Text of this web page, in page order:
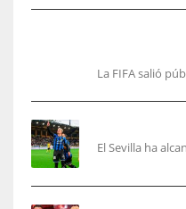
La FIFA salió
El Sevilla ha